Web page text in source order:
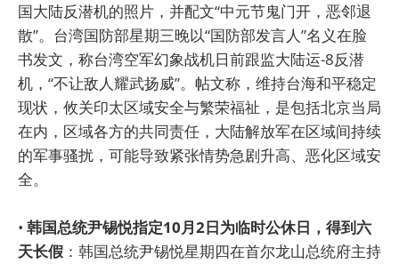
国大陆反潜机的照片，并配文“中元节鬼门开，恶邻退
散”。台湾国防部星期三晚以“国防部发言人”名义在脸
书发文，称台湾空军幻象战机日前跟监大陆运-8反潜
机，“不让敌人耀武扬威”。帖文称，维持台海和平稳定
现状，攸关印太区域安全与繁荣福祉，是包括北京当局
在内，区域各方的共同责任，大陆解放军在区域间持续
的军事骚扰，可能导致紧张情势急剧升高、恶化区域安
全。
• 韩国总统尹锡悦指定10月2日为临时公休日，得到六
天长假 ：韩国总统尹锡悦星期四在首尔龙山总统府主持